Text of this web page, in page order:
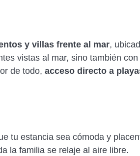
y villas frente al mar,
vistas al mar, sino también con
de todo, acceso directo a
tu estancia sea cómoda y
la familia se relaje al aire libre.